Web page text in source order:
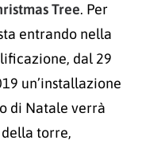
Tree. Per
entrando nella
dal 29
un’installazione
di Natale verrà
torre,